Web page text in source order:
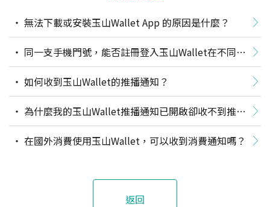
無法下載或安裝玉山Wallet App 的原因是什麼？
業系統(如iOS或android)的行動裝置上？
如何收到玉山Wallet的推播通知？
播？在國外消費使用玉山Wallet，可以收到消費通知嗎？
返回